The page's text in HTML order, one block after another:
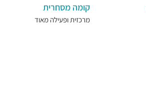
קומה מסחרית
מרכזית ופעילה מאוד